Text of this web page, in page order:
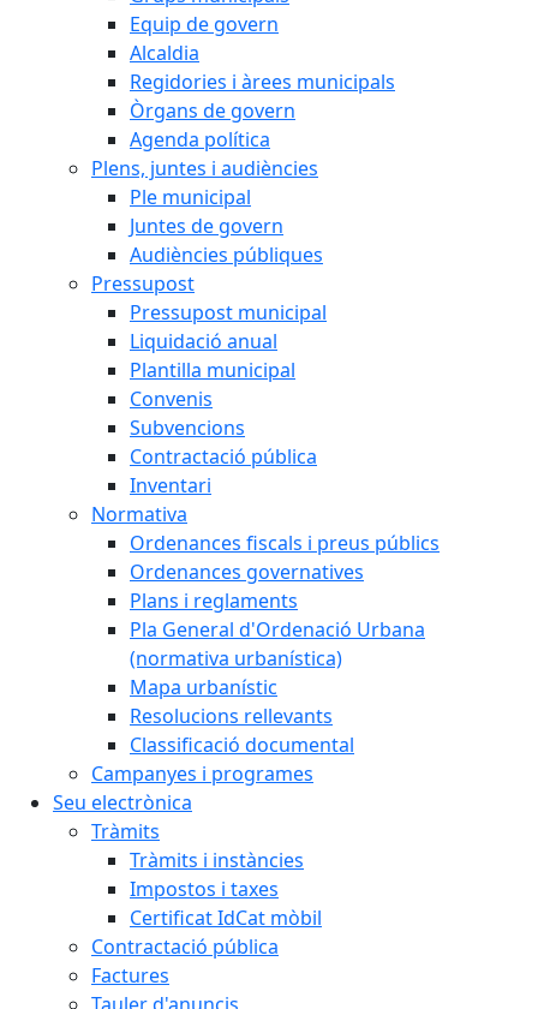
Equip de govern
Alcaldia
Regidories i àrees municipals
Òrgans de govern
Agenda política
Plens, juntes i audiències
Ple municipal
Juntes de govern
Audiències públiques
Pressupost
Pressupost municipal
Liquidació anual
Plantilla municipal
Convenis
Subvencions
Contractació pública
Inventari
Normativa
Ordenances fiscals i preus públics
Ordenances governatives
Plans i reglaments
Pla General d'Ordenació Urbana
(normativa urbanística)
Mapa urbanístic
Resolucions rellevants
Classificació documental
Campanyes i programes
Seu electrònica
Tràmits
Tràmits i instàncies
Impostos i taxes
Certificat IdCat mòbil
Contractació pública
Factures